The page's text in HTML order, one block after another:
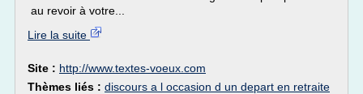
au revoir à votre...
Lire la suite
Site : http://www.textes-voeux.com
Thèmes liés : discours a l occasion d un depart en retraite